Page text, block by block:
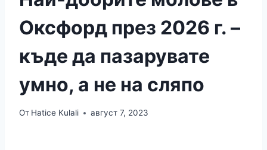
Оксфорд през 2026 г. –
къде да пазарувате
умно, а не на сляпо
От Hatice Kulali август 7, 2023